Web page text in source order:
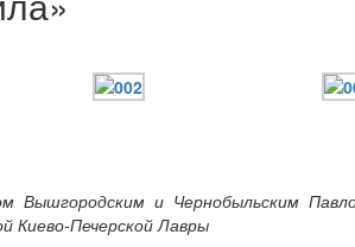
Вышгородским и Чернобыльским
Киево-Печерской Лавры